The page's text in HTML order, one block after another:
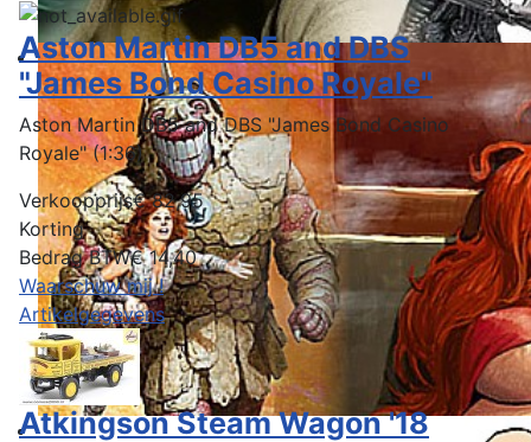
Aston Martin DB5 and DBS
"James Bond Casino Royale"
Aston Martin DB5 and DBS "James Bond Casino
Royale" (1:36)
Verkoopprijs€ 82,95
Korting
Bedrag BTW€ 14,40
Waarschuw mij !
Artikelgegevens
Atkingson Steam Wagon '18